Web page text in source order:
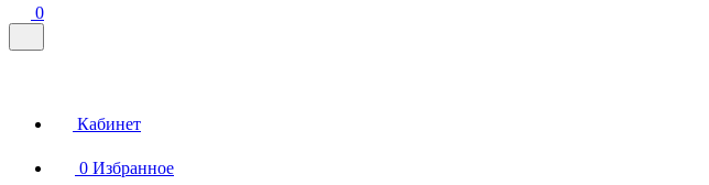
0
Кабинет
0 Избранное